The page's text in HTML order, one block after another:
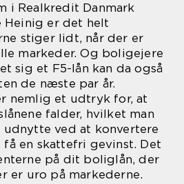
i Realkredit Danmark
Heinig er det helt
stiger lidt, når der er
markeder. Og boligejere
sig et F5-lån kan da også
de næste par år.
nemlig et udtryk for, at
falder, hvilket man
ved at konvertere
en skattefri gevinst. Det
på dit boliglån, der
er uro på markederne.